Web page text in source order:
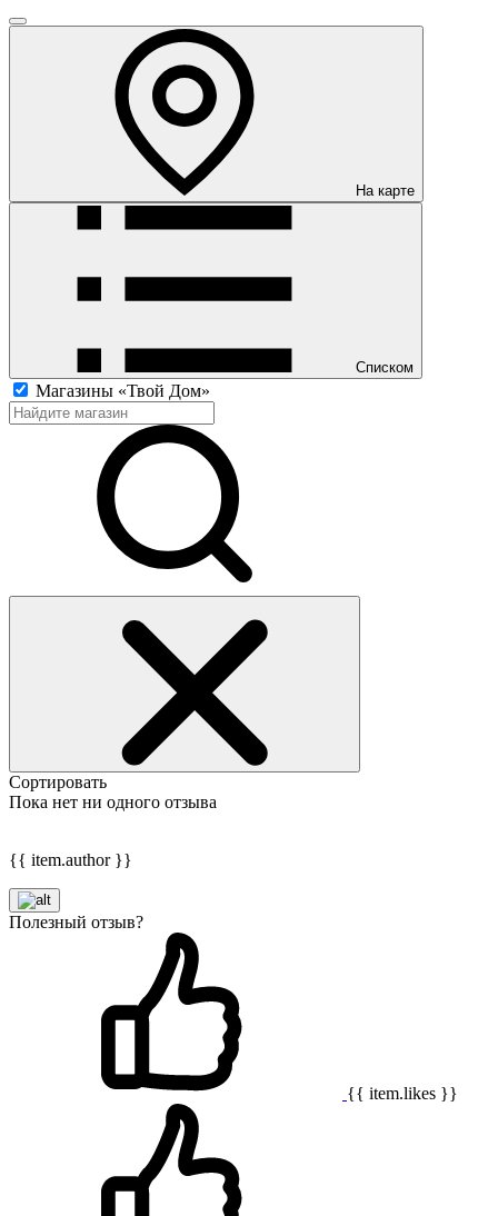
На карте
Списком
Магазины «Твой Дом»
Сортировать
Пока нет ни одного отзыва
{{ item.author }}
Полезный отзыв?
{{ item.likes }}